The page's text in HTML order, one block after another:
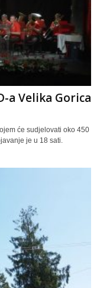
a Velika Gorica
će sudjelovati oko 450
je u 18 sati.